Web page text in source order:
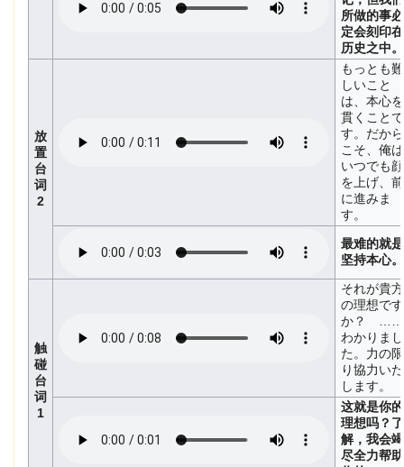
所做的事必
定会刻印在
历史之中。
放
置
台
词
2
もっとも難
しいこと
は、本心を
貫くことで
す。だから
こそ、俺は
いつでも顔
を上げ、前
に進みま
す。
最难的就是
坚持本心。
触
碰
台
词
1
それが貴方
の理想です
か？ ……
わかりまし
た。力の限
り協力いた
します。
这就是你的
理想吗？了
解，我会竭
尽全力帮助